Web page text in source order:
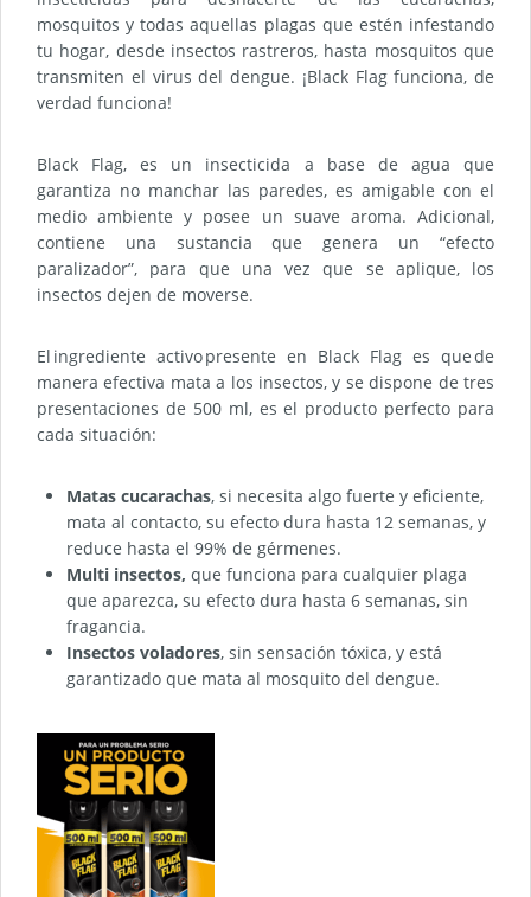
mosquitos y todas aquellas plagas que estén infestando
tu hogar, desde insectos rastreros, hasta mosquitos que
transmiten el virus del dengue. ¡Black Flag funciona, de
verdad funciona!
Black Flag, es un insecticida a base de agua que
garantiza no manchar las paredes, es amigable con el
medio ambiente y posee un suave aroma. Adicional,
contiene una sustancia que genera un “efecto
paralizador”, para que una vez que se aplique, los
insectos dejen de moverse.
El ingrediente activo presente en Black Flag es que de
manera efectiva mata a los insectos, y se dispone de tres
presentaciones de 500 ml, es el producto perfecto para
cada situación:
Matas cucarachas, si necesita algo fuerte y eficiente,
mata al contacto, su efecto dura hasta 12 semanas, y
reduce hasta el 99% de gérmenes.
Multi insectos, que funciona para cualquier plaga
que aparezca, su efecto dura hasta 6 semanas, sin
fragancia.
Insectos voladores, sin sensación tóxica, y está
garantizado que mata al mosquito del dengue.